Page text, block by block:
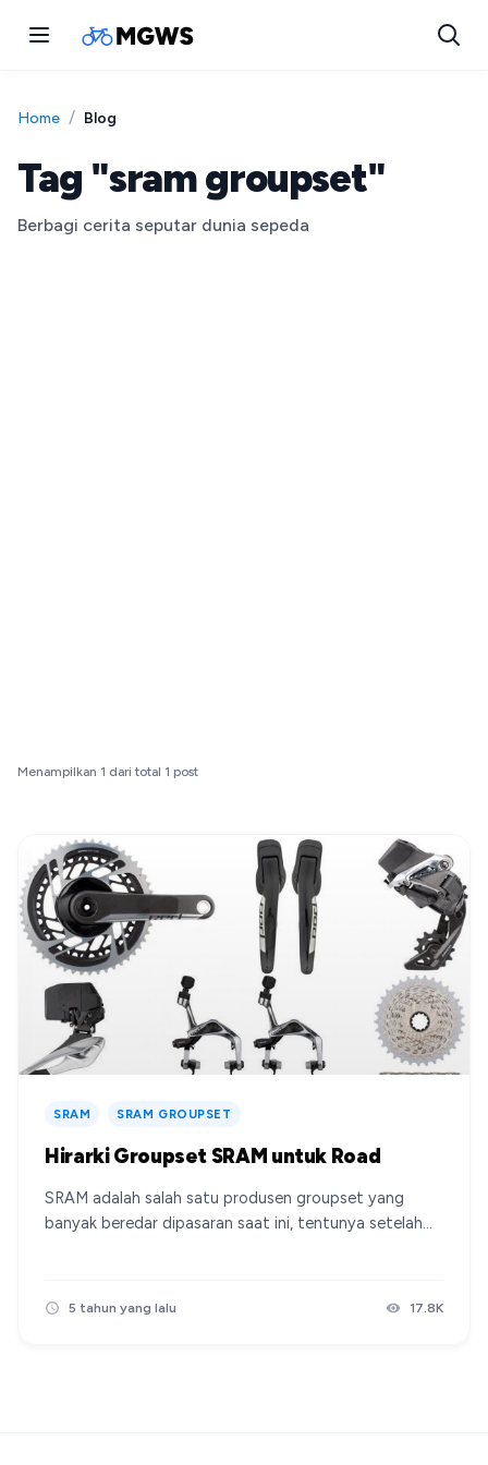
Home / Blog
Tag "sram groupset"
Berbagi cerita seputar dunia sepeda
Menampilkan 1 dari total 1 post
SRAM SRAM GROUPSET
Hirarki Groupset SRAM untuk Road
SRAM adalah salah satu produsen groupset yang
banyak beredar dipasaran saat ini, tentunya setelah
berbeda dengan seri electronik dari Shimano /
5 tahun yang lalu 17.8K